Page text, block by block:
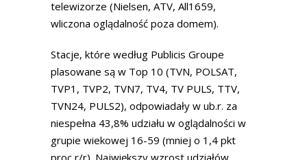
telewizorze (Nielsen, ATV, All1659,
wliczona oglądalność poza domem).
Stacje, które według Publicis Groupe
plasowane są w Top 10 (TVN, POLSAT,
TVP1, TVP2, TVN7, TV4, TV PULS, TTV,
TVN24, PULS2), odpowiadały w ub.r. za
niespełna 43,8% udziału w oglądalności w
grupie wiekowej 16-59 (mniej o 1,4 pkt